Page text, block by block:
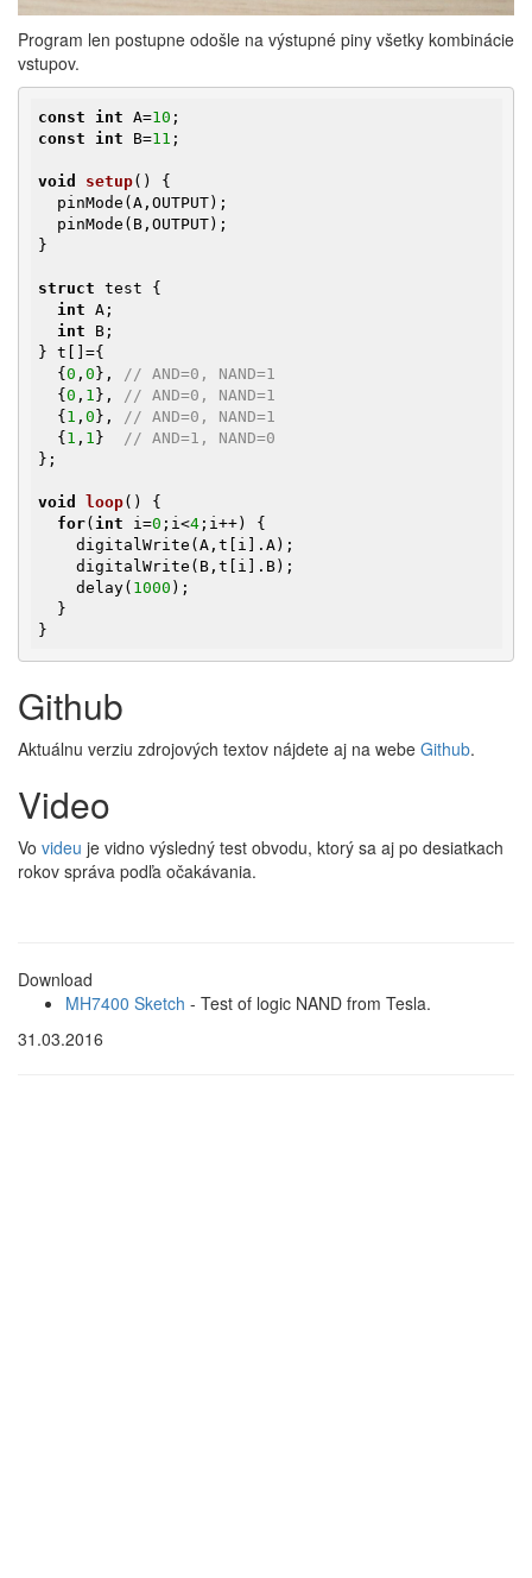
Program len postupne odošle na výstupné piny všetky kombinácie
vstupov.
const int A=10
const
int B=11 ;
void setup()
{
}
struct test {
int A;
int B;
} t[]={
  {
0 , 0 },
// AND=0, NAND=1
  {
0 , 1 },
// AND=0, NAND=1
  {
1 , 0 },
// AND=0, NAND=1
  {
1 , 1 }
// AND=1, NAND=0
};
void loop()
{
for( int i=0 ;i<4 ;i++) {
    delay(
1000 );
}
Github
Aktuálnu verziu zdrojových textov nájdete aj na webe Github.
Video
Vo videu je vidno výsledný test obvodu, ktorý sa aj po desiatkach
rokov správa podľa očakávania.
Download
MH7400 Sketch - Test of logic NAND from Tesla.
31.03.2016